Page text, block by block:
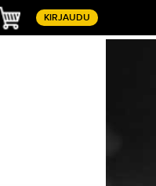
KIRJAUDU
Ostoskori